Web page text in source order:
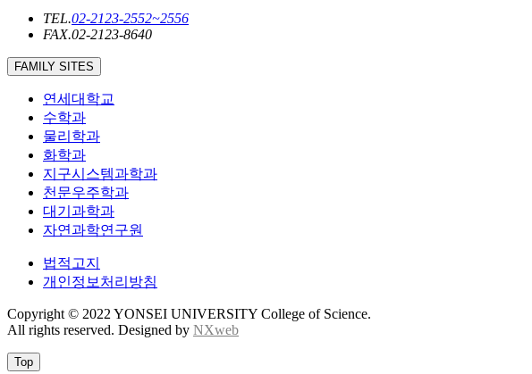
TEL.02-2123-2552~2556
FAX.02-2123-8640
FAMILY SITES
연세대학교
수학과
물리학과
화학과
지구시스템과학과
천문우주학과
대기과학과
자연과학연구원
법적고지
개인정보처리방침
Copyright © 2022 YONSEI UNIVERSITY College of Science.
All rights reserved. Designed by NXweb
Top